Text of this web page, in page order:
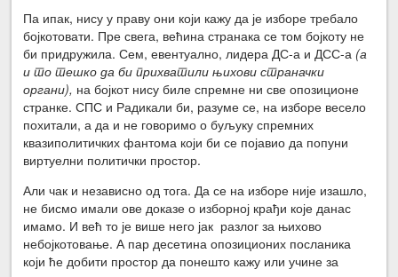
Па ипак, нису у праву они који кажу да је изборе требало
бојкотовати. Пре свега, већина странака се том бојкоту не
би придружила. Сем, евентуално, лидера ДС-а и ДСС-а (а
и то тешко да би прихватили њихови страначки
органи), на бојкот нису биле спремне ни све опозиционе
странке. СПС и Радикали би, разуме се, на изборе весело
похитали, а да и не говоримо о буљуку спремних
квазиполитичких фантома који би се појавио да попуни
виртуелни политички простор.
Али чак и независно од тога. Да се на изборе није изашло,
не бисмо имали ове доказе о изборној крађи које данас
имамо. И већ то је више него јак разлог за њихово
небојкотовање. А пар десетина опозиционих посланика
који ће добити простор да понешто кажу или учине за